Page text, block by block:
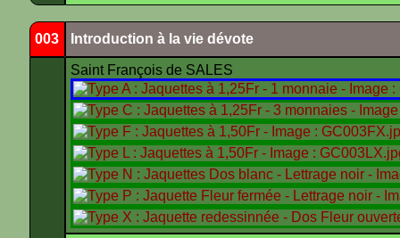
003 Introduction à la vie dévote
Saint François de SALES